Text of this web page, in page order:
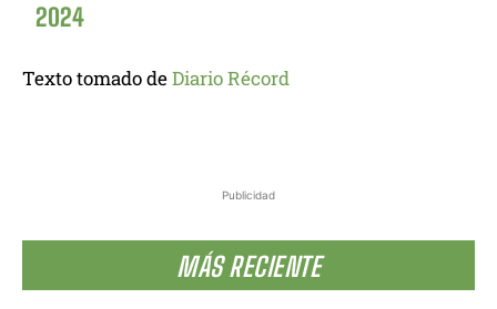
Publicidad
MÁS RECIENTE
2024
Texto tomado deDiario Récord